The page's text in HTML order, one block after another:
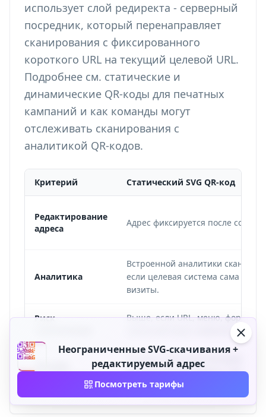
использует слой редиректа - серверный
посредник, который перенаправляет
сканирования с фиксированного
короткого URL на текущий целевой URL.
Подробнее см. статические и
динамические QR-коды для печатных
кампаний и как команды могут
отслеживать сканирования с
аналитикой QR-кодов.
Критерий Статический SVG QR-код
Редактирование
адреса
Адрес фиксируется после
Аналитика
Встроенной аналитики
если целевая система сама не
визиты.
Риск
Выше, если URL, меню, формы
кампаний могут измениться.
применение
Разовые печатные материалы,
фиксированные адреса, простые
встраивания.
Неограниченные SVG-скачивания +
редактируемый адрес
Посмотреть тарифы